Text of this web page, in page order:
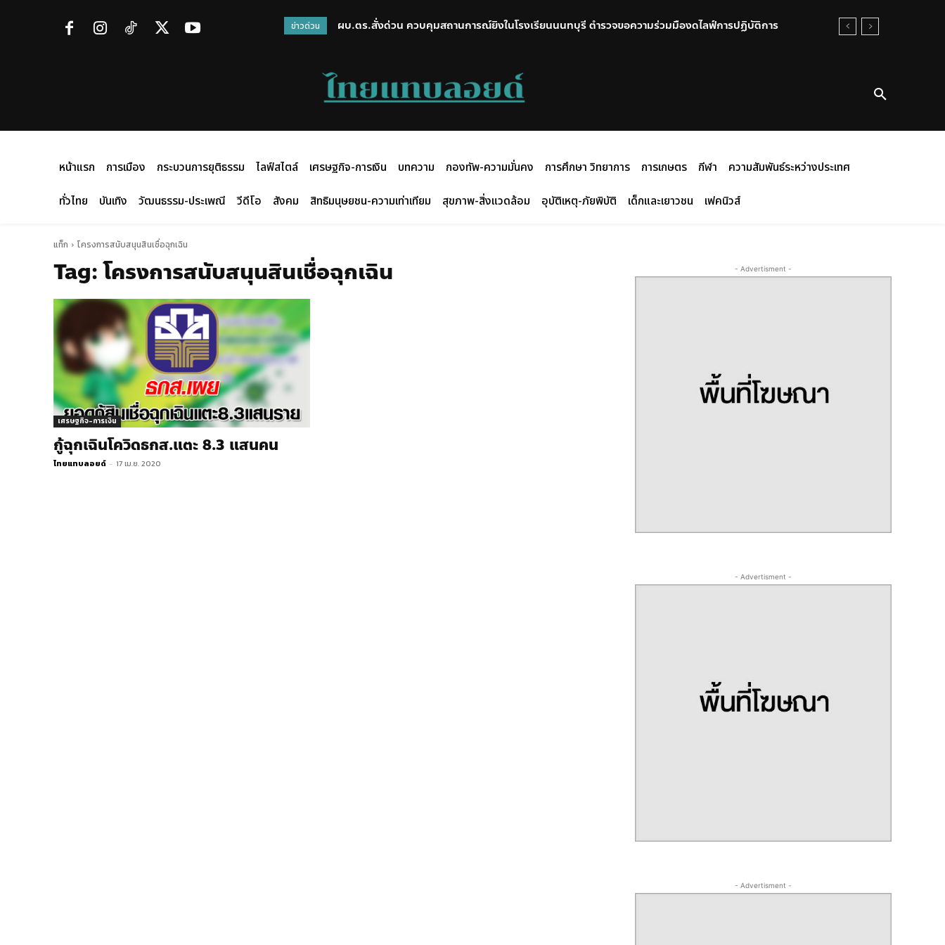
ข่าวด่วน
ผบ.ตร.สั่งด่วน ควบคุมสถานการณ์ยิงในโรงเรียนนนทบุรี ตำรวจขอความร่วมมืองดไลฟ์การปฏิบัติการ
หน้าแรก การเมือง กระบวนการยุติธรรม ไลฟ์สไตล์ เศรษฐกิจ-การเงิน บทความ กองทัพ-ความมั่นคง การศึกษา วิทยาการ การเกษตร กีฬา
ความสัมพันธ์ระหว่างประเทศ
ทั่วไทย
บันเทิง วัฒนธรรม-ประเพณี วีดีโอ สังคม สิทธิมนุษยชน-ความเท่าเทียม สุขภาพ-สิ่งแวดล้อม อุบัติเหตุ-ภัยพิบัติ เด็กและเยาวชน เฟคนิวส์
แท็ก โครงการสนับสนุนสินเชื่อฉุกเฉิน
Tag:โครงการสนับสนุนสินเชื่อฉุกเฉิน
เศรษฐกิจ-การเงิน
กู้ฉุกเฉินโควิดธกส.แตะ 8.3 แสนคน
ไทยแทบลอยด์ - 17 เม.ย. 2020
- Advertisment -
- Advertisment -
- Advertisment -